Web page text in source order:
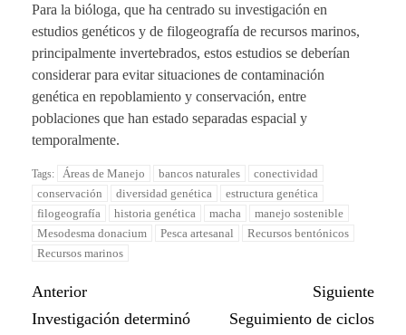
Para la bióloga, que ha centrado su investigación en
estudios genéticos y de filogeografía de recursos marinos,
principalmente invertebrados, estos estudios se deberían
considerar para evitar situaciones de contaminación
genética en repoblamiento y conservación, entre
poblaciones que han estado separadas espacial y
temporalmente.
Tags: Áreas de Manejo bancos naturales
conectividad
conservación
diversidad genética
estructura genética
filogeografía
historia genética macha
manejo sostenible
Mesodesma donacium
Pesca artesanal
Recursos bentónicos
Recursos marinos
Anterior
Investigación determinó
Siguiente
Seguimiento de ciclos